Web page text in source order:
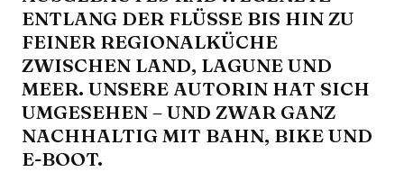
ENTLANG DER FLÜSSE BIS HIN ZU
FEINER REGIONALKÜCHE
ZWISCHEN LAND, LAGUNE UND
MEER. UNSERE AUTORIN HAT SICH
UMGESEHEN – UND ZWAR GANZ
NACHHALTIG MIT BAHN, BIKE UND
E-BOOT.